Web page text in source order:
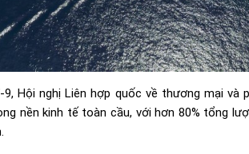
Hội nghị Liên hợp quốc về thương mại và
nền kinh tế toàn cầu, với hơn 80% tổng